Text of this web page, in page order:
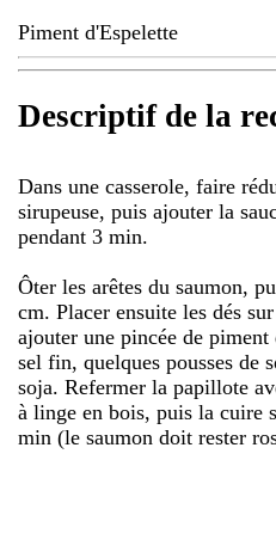
Piment d'Espelette
Descriptif de la
Dans une casserole, faire
sirupeuse, puis ajouter la
pendant 3 min.
Ôter les arêtes du saumon,
cm. Placer ensuite les dés
ajouter une pincée de
sel fin, quelques pousses de
soja. Refermer la papillote
à linge en bois, puis la cuire
min (le saumon doit rester